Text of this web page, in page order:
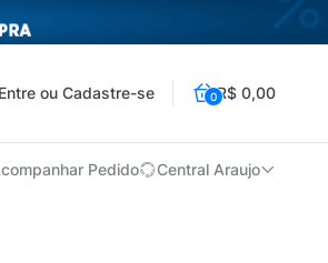
ou Cadastre-se 0R$ 0,00
Pedido Central Araujo